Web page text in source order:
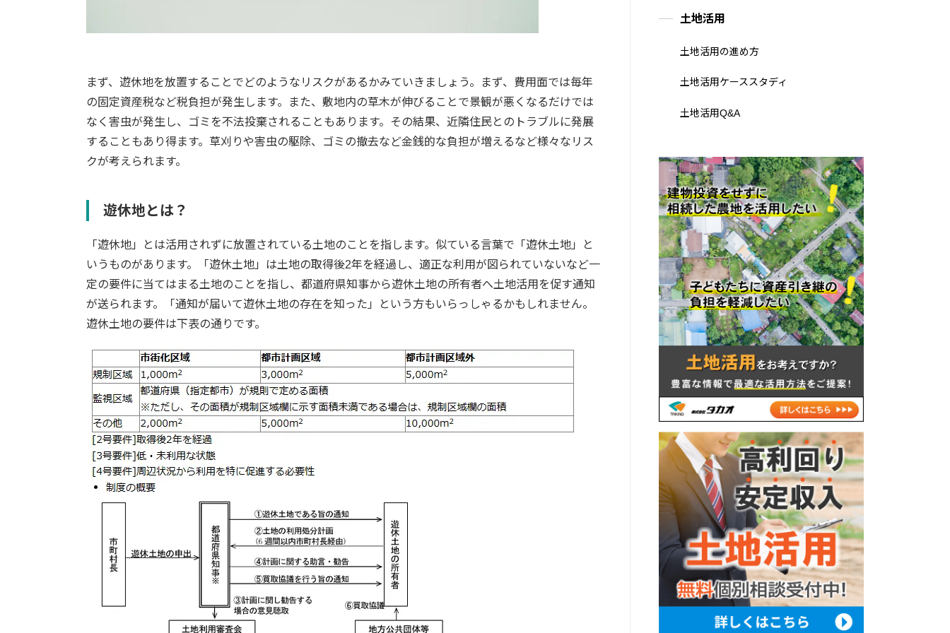
まず、遊休地を放置することでどのようなリスクがあるかみていきましょう。まず、費用面では毎年
の固定資産税など税負担が発生します。また、敷地内の草木が伸びることで景観が悪くなるだけでは
なく害虫が発生し、ゴミを不法投棄されることもあります。その結果、近隣住民とのトラブルに発展
することもあり得ます。草刈りや害虫の駆除、ゴミの撤去など金銭的な負担が増えるなど様々なリス
クが考えられます。
遊休地とは？
「遊休地」とは活用されずに放置されている土地のことを指します。似ている言葉で「遊休土地」と
いうものがあります。「遊休土地」は土地の取得後2年を経過し、適正な利用が図られていないなど一
定の要件に当てはまる土地のことを指し、都道府県知事から遊休土地の所有者へ土地活用を促す通知
が送られます。「通知が届いて遊休土地の存在を知った」という方もいらっしゃるかもしれません。
遊休土地の要件は下表の通りです。
土地活用
土地活用の進め方
土地活用ケーススタディ
土地活用Q&A